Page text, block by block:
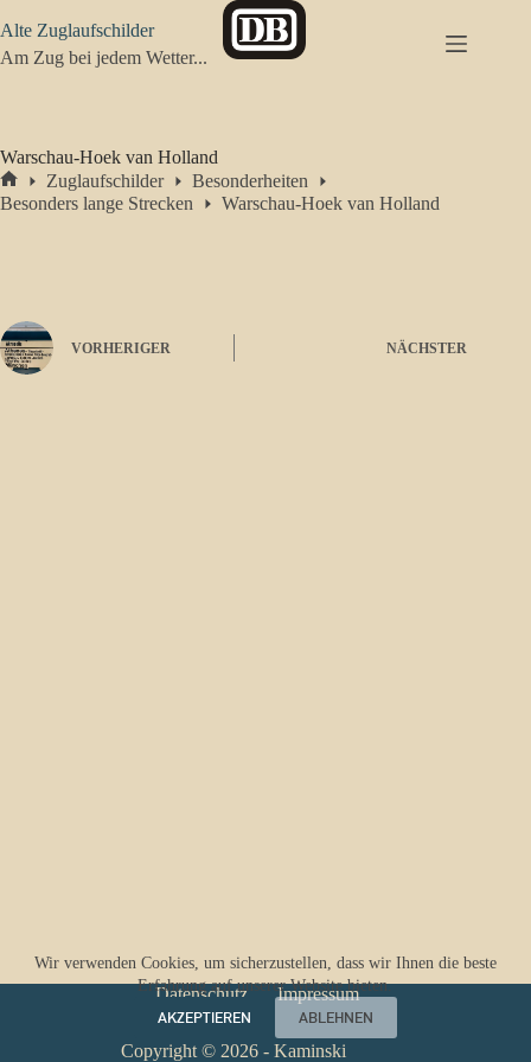
Inhalt
springen
Wir verwenden Cookies, um sicherzustellen, dass wir Ihnen die beste
Erfahrung auf unserer Website bieten.
AKZEPTIEREN
ABLEHNEN
Alte Zuglaufschilder
Am Zug bei jedem Wetter...
Warschau-Hoek van Holland
Start
Zuglaufschilder
Besonderheiten
Besonders lange Strecken
Warschau-Hoek van Holland
VORHERIGER NÄCHSTER
Datenschutz Impressum
Copyright © 2026 - Kaminski